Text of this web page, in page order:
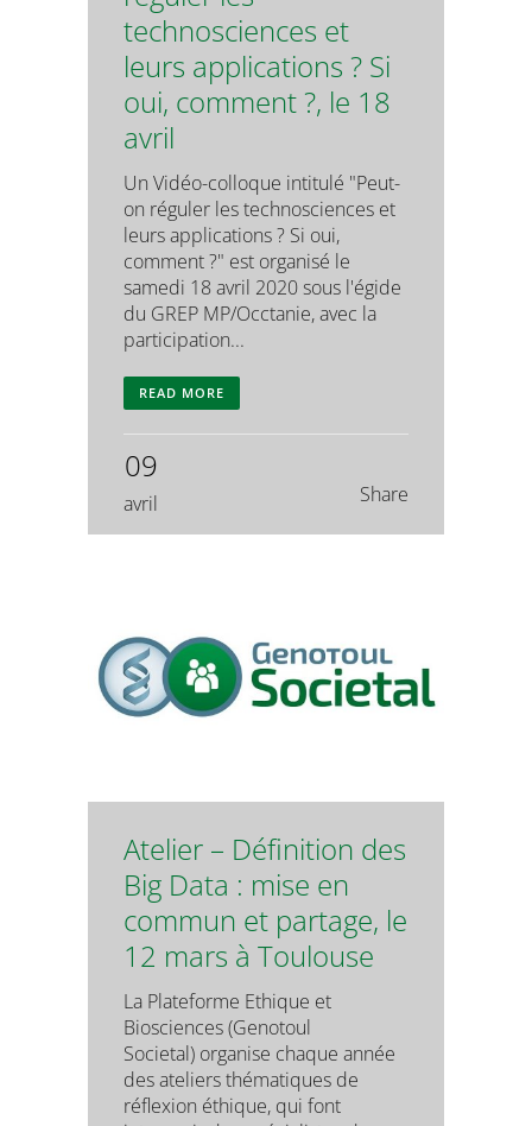
technosciences et
leurs applications ? Si
oui, comment ?, le 18
avril
Un Vidéo-colloque intitulé "Peut-
on réguler les technosciences et
leurs applications ? Si oui,
comment ?" est organisé le
samedi 18 avril 2020 sous l'égide
du GREP MP/Occtanie, avec la
participation...
READ MORE
09
avril Share
Atelier – Définition des
Big Data : mise en
commun et partage, le
12 mars à Toulouse
La Plateforme Ethique et
Biosciences (Genotoul
Societal) organise chaque année
des ateliers thématiques de
réflexion éthique, qui font